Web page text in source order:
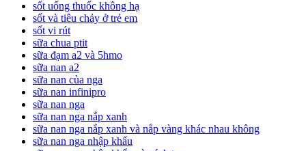
sốt uống thuốc không hạ
sốt và tiêu chảy ở trẻ em
sốt vi rút
sữa chua ptit
sữa đạm a2 và 5hmo
sữa nan a2
sữa nan của nga
sữa nan infinipro
sữa nan nga
sữa nan nga nắp xanh
sữa nan nga nắp xanh và nắp vàng khác nhau không
sữa nan nga nhập khẩu